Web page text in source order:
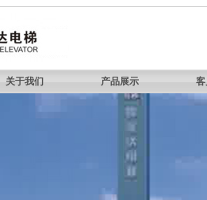
关于我们 产品展示